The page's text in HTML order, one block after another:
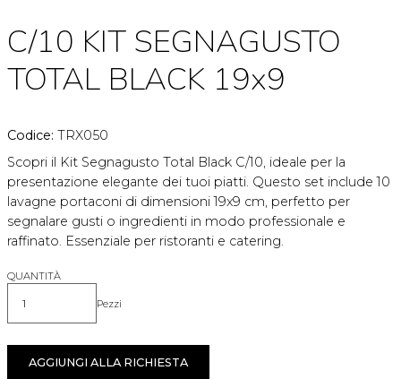
C/10 KIT SEGNAGUSTO
TOTAL BLACK 19x9
Codice: TRX050
Scopri il Kit Segnagusto Total Black C/10, ideale per la
presentazione elegante dei tuoi piatti. Questo set include 10
lavagne portaconi di dimensioni 19x9 cm, perfetto per
segnalare gusti o ingredienti in modo professionale e
raffinato. Essenziale per ristoranti e catering.
QUANTITÀ
Quantità Pezzi
AGGIUNGI ALLA RICHIESTA